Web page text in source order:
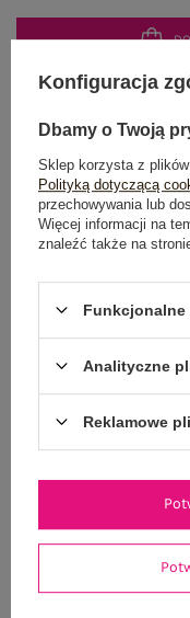
Możesz kupić
Dostawaod 7,99
Do darmowej
Wysyłkajutro
OPIS PRODUKTU
GŁÓWNE PARAMETRY
OPINIE O PRODUKCIE (0)
Konfiguracja
Dbamy o Twoją
Sklep korzysta z
Polityką dotyczącą
przechowywania lub
Więcej informacji na
znaleźć także na
Funkcjonalne
Analityczne
Reklamowe